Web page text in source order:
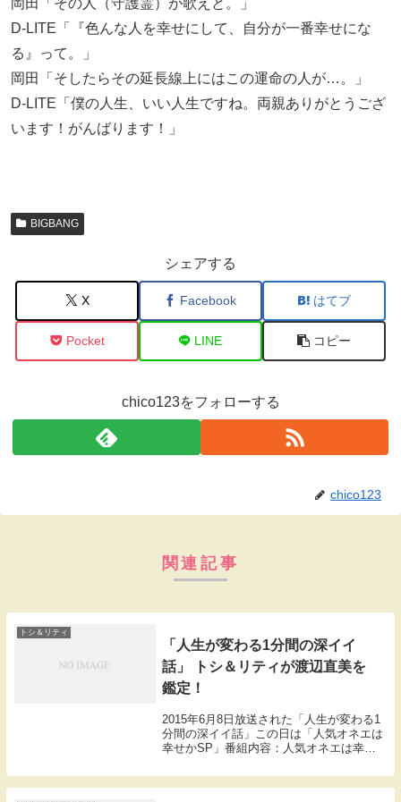
岡田「その人（守護霊）が歌えと。」
D-LITE「『色んな人を幸せにして、自分が一番幸せにな
る』って。」
岡田「そしたらその延長線上にはこの運命の人が…。」
D-LITE「僕の人生、いい人生ですね。両親ありがとうござ
います！がんばります！」
BIGBANG
シェアする
X Facebook はてブ
Pocket LINE コピー
chico123をフォローする
chico123
関連記事
トシ＆リティ
「人生が変わる1分間の深イイ
話」 トシ＆リティが渡辺直美を
鑑定！
2015年6月8日放送された「人生が変わる1
分間の深イイ話」この日は「人気オネエは
幸せかSP」番組内容：人気オネエは幸せ
密着＆世界一の美女オネェ緊急来日＆熊本
のグルメレポーターまさるに密着。のト